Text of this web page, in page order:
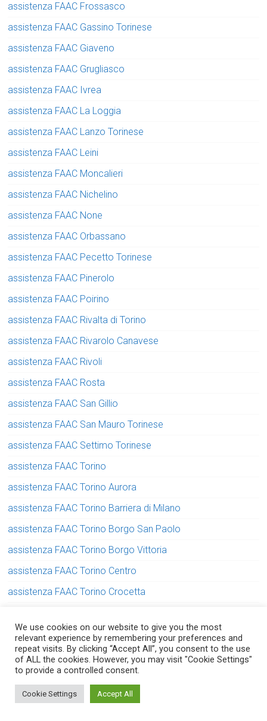
assistenza FAAC Frossasco
assistenza FAAC Gassino Torinese
assistenza FAAC Giaveno
assistenza FAAC Grugliasco
assistenza FAAC Ivrea
assistenza FAAC La Loggia
assistenza FAAC Lanzo Torinese
assistenza FAAC Leini
assistenza FAAC Moncalieri
assistenza FAAC Nichelino
assistenza FAAC None
assistenza FAAC Orbassano
assistenza FAAC Pecetto Torinese
assistenza FAAC Pinerolo
assistenza FAAC Poirino
assistenza FAAC Rivalta di Torino
assistenza FAAC Rivarolo Canavese
assistenza FAAC Rivoli
assistenza FAAC Rosta
assistenza FAAC San Gillio
assistenza FAAC San Mauro Torinese
assistenza FAAC Settimo Torinese
assistenza FAAC Torino
assistenza FAAC Torino Aurora
assistenza FAAC Torino Barriera di Milano
assistenza FAAC Torino Borgo San Paolo
assistenza FAAC Torino Borgo Vittoria
assistenza FAAC Torino Centro
assistenza FAAC Torino Crocetta
assistenza FAAC Torino Lingotto
assistenza FAAC Torino Lucento
assistenza FAAC Torino Madonna di Campagna
assistenza FAAC Torino Mirafiori
We use cookies on our website to give you the most
relevant experience by remembering your preferences and
repeat visits. By clicking “Accept All”, you consent to the use
of ALL the cookies. However, you may visit "Cookie Settings"
to provide a controlled consent.
Cookie Settings Accept All
Serve aiuto? Chiedi con fiducia!